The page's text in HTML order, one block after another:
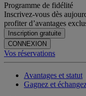
Programme de fidélité
Inscrivez-vous dès
profiter d’avantages
Inscription gratuite
CONNEXION
Vos réservations
Avantages et statut
Gagnez et